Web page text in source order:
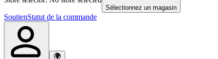
Sélectionnez un magasin
SoutienStatut de la commande